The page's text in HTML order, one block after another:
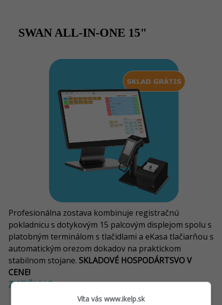
SWAN ALL-IN-ONE 15"
Profesionálna zostava kombinuje registračnú
pokladnicu s dotykovým 15 palcovým displejom spolu s
platobným terminálom s tlačidlami a eKasa tlačiarňou s
automatickým orezom dokadov na praktickom
stabilnom stojane. SKLADOVÉ HOSPODÁRTSVO V
CENE!
ZISTIŤ VIAC >
Víta vás www.ikelp.sk